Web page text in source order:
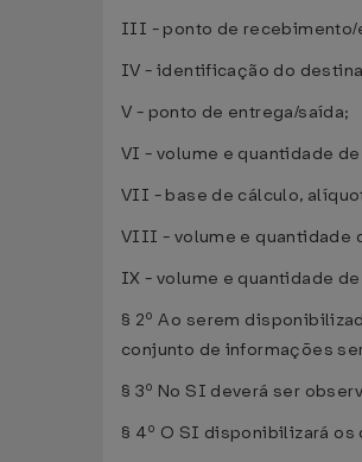
III - ponto de recebimento/
IV - identificação do
V - ponto de entrega/saída;
VI - volume e quantidade
VII - base de cálculo,
VIII - volume e quantidade
IX - volume e quantidade
§ 2º Ao serem
conjunto de informações
§ 3º No SI deverá ser
§ 4º O SI disponibilizará